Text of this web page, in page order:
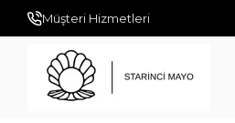
Müşteri Hizmetleri